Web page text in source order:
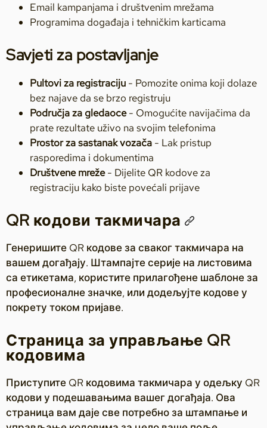
Email kampanjama i društvenim mrežama
Programima događaja i tehničkim karticama
Savjeti za postavljanje
Pultovi za registraciju - Pomozite onima koji dolaze
bez najave da se brzo registruju
Područja za gledaoce- Omogućite navijačima da
prate rezultate uživo na svojim telefonima
Prostor za sastanak vozača - Lak pristup
rasporedima i dokumentima
Društvene mreže- Dijelite QR kodove za
registraciju kako biste povećali prijave
QR кодови такмичара
Генеришите QR кодове за сваког такмичара на
вашем догађају. Штампајте серије на листовима
са етикетама, користите прилагођене шаблоне за
професионалне значке, или додељујте кодове у
покрету током пријаве.
Страница за управљање QR
кодовима
Приступите QR кодовима такмичара у одељку QR
кодови у подешавањима вашег догађаја. Ова
страница вам даје све потребно за штампање и